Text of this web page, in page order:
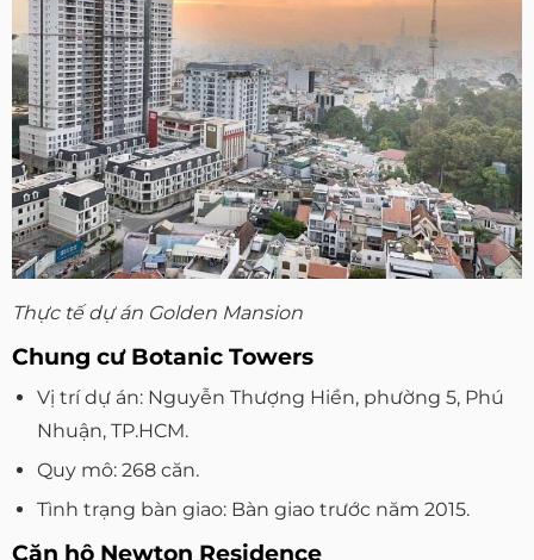
Thực tế dự án Golden Mansion
Chung cư Botanic Towers
Vị trí dự án: Nguyễn Thượng Hiền, phường 5, Phú
Nhuận, TP.HCM.
Quy mô: 268 căn.
Tình trạng bàn giao: Bàn giao trước năm 2015.
Căn hộ Newton Residence